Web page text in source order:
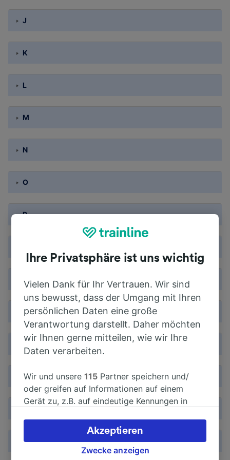
J
K
L
M
N
O
P
R
S
T
U
V
W
Ihre Privatsphäre ist uns wichtig
Vielen Dank für Ihr Vertrauen. Wir sind
uns bewusst, dass der Umgang mit Ihren
persönlichen Daten eine große
Verantwortung darstellt. Daher möchten
wir Ihnen gerne mitteilen, wie wir Ihre
Daten verarbeiten.
Wir und unsere115 Partner speichern und/
oder greifen auf Informationen auf einem
Gerät zu, z.B. auf eindeutige Kennungen in
verarbeiten. Sie können Ihre Präferenzen
akzeptieren oder verwalten, einschließlich
Ihres Widerspruchsrechts bei berechtigtem
Zwecke anzeigen
Akzeptieren